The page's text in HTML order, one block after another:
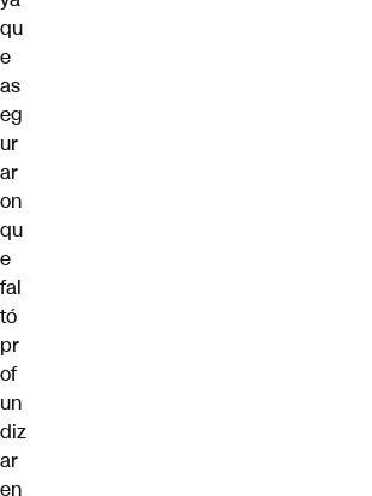
qu
e
as
eg
ur
ar
on
qu
e
fal
tó
pr
of
un
diz
ar
en